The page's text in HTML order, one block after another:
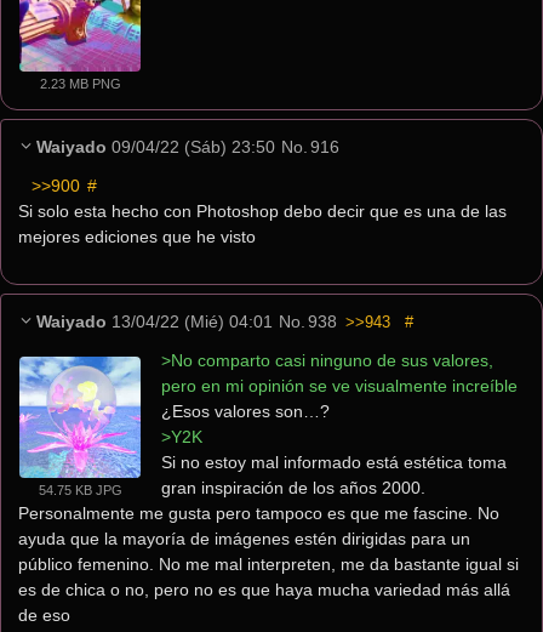
2.23 MB PNG
Waiyado 09/04/22 (Sáb) 23:50 No. 916
>>900 #
Si solo esta hecho con Photoshop debo decir que es una de las
mejores ediciones que he visto
Waiyado 13/04/22 (Mié) 04:01 No. 938 >>943 #
54.75 KB JPG
>No comparto casi ninguno de sus valores,
pero en mi opinión se ve visualmente increíble
¿Esos valores son…?
>Y2K
Si no estoy mal informado está estética toma
gran inspiración de los años 2000.
Personalmente me gusta pero tampoco es que me fascine. No
ayuda que la mayoría de imágenes estén dirigidas para un
público femenino. No me mal interpreten, me da bastante igual si
es de chica o no, pero no es que haya mucha variedad más allá
de eso